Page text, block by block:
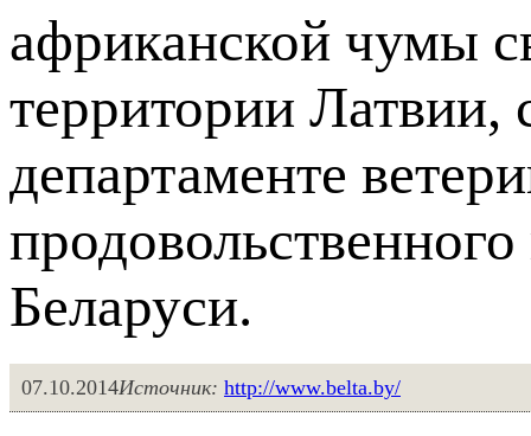
африканской чумы
территории
департаменте
Беларуси.
07.10.2014Источник: http://www.belta.by/